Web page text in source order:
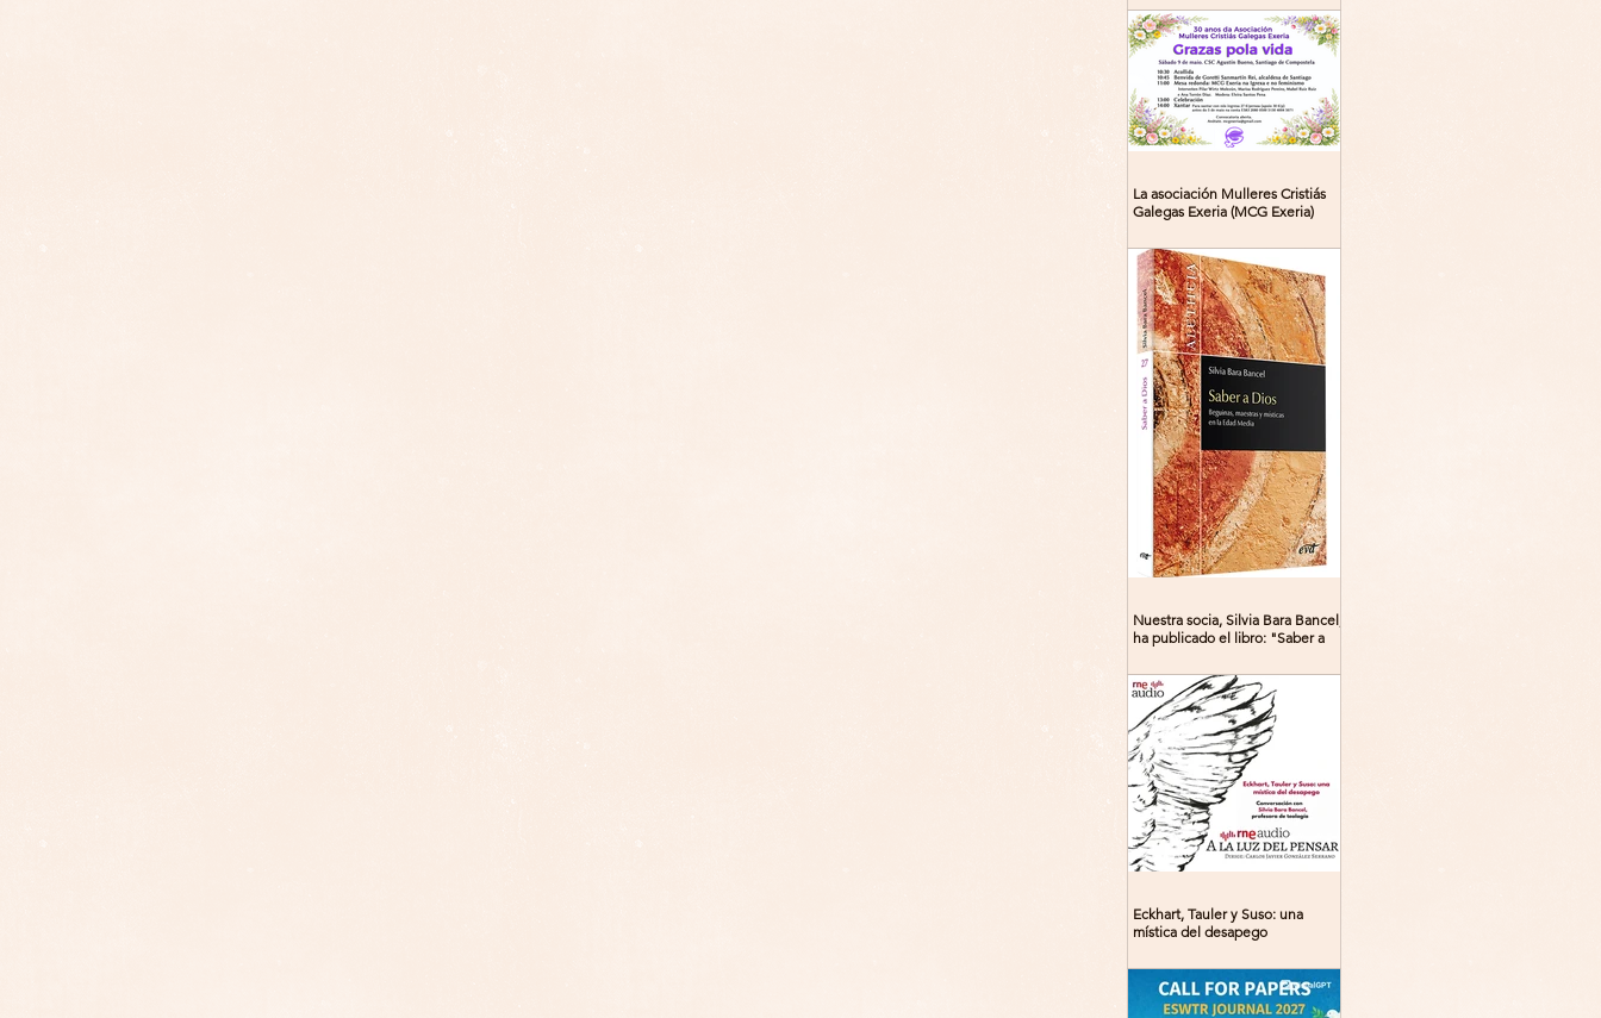
La asociación Mulleres Cristiás
Galegas Exeria (MCG Exeria)
Nuestra socia, Silvia Bara Bancel,
ha publicado el libro: "Saber a
místicas en la Edad Media"
Eckhart, Tauler y Suso: una
mística del desapego